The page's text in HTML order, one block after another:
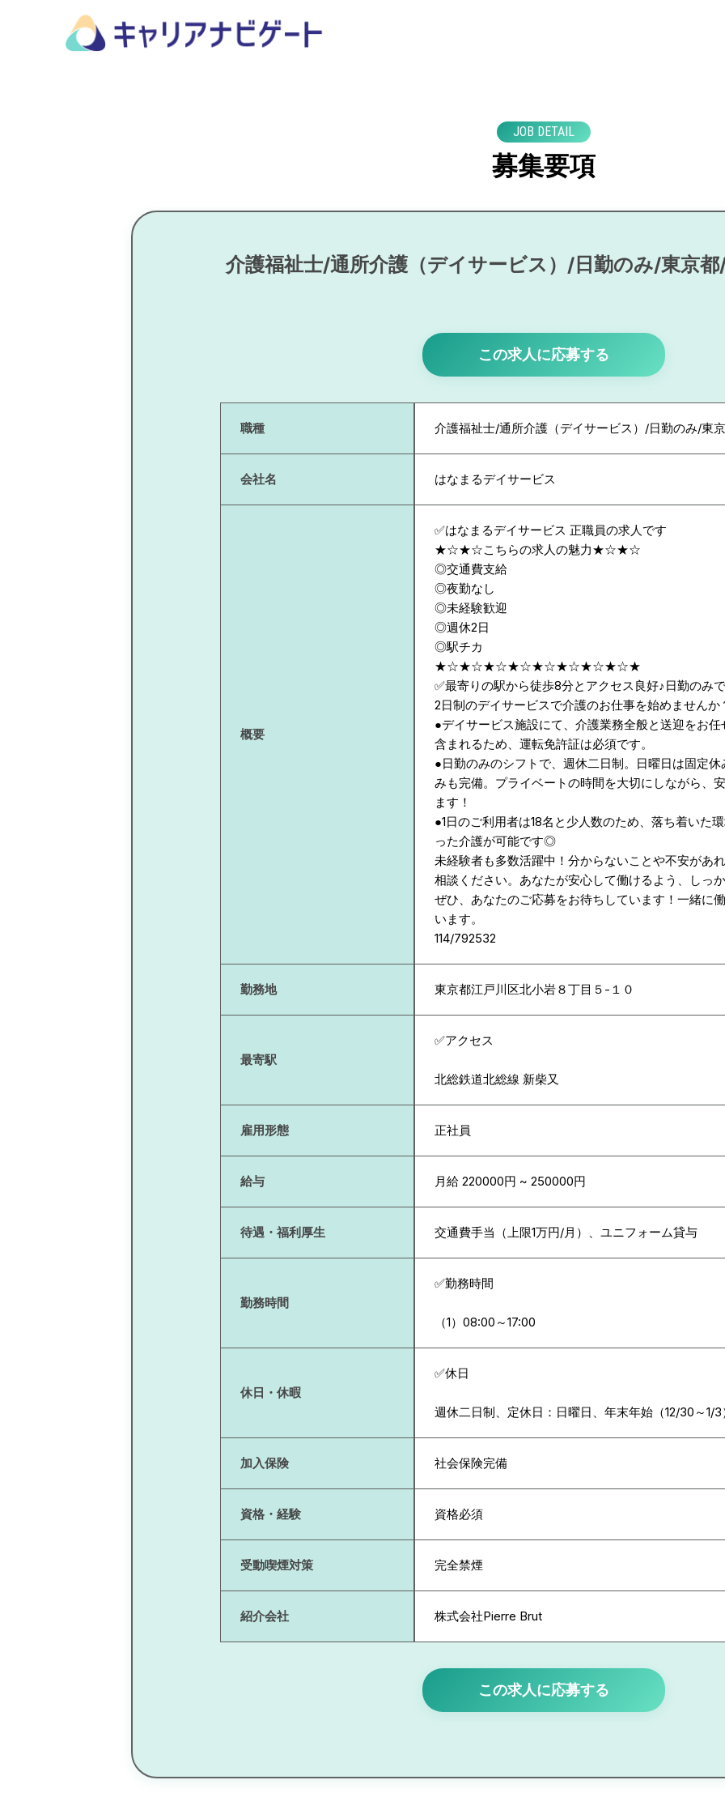
JOB DETAIL
募集要項
介護福祉士/通所介護（デイサービス）/日勤のみ/東京
この求人に応募する
職種 介護福祉士/通所介護（デイサービス）/日勤のみ/東
会社名 はなまるデイサービス
概要
✅はなまるデイサービス 正職員の求人です
★☆★☆こちらの求人の魅力★☆★☆
◎交通費支給
◎夜勤なし
◎未経験歓迎
◎週休2日
◎駅チカ
★☆★☆★☆★☆★☆★☆★☆★☆★
✅最寄りの駅から徒歩8分とアクセス良好♪日勤のみ
2日制のデイサービスで介護のお仕事を始めませんか
●デイサービス施設にて、介護業務全般と送迎をお
含まれるため、運転免許証は必須です。
●日勤のみのシフトで、週休二日制。日曜日は固定
みも完備。プライベートの時間を大切にしながら、
ます！
●1日のご利用者は18名と少人数のため、落ち着いた
った介護が可能です◎
未経験者も多数活躍中！分からないことや不安があ
相談ください。あなたが安心して働けるよう、しっ
ぜひ、あなたのご応募をお待ちしています！一緒に
います。
114/792532
勤務地 東京都江戸川区北小岩８丁目５-１０
最寄駅
✅アクセス
北総鉄道北総線 新柴又
雇用形態 正社員
給与 月給 220000円 ~ 250000円
待遇・福利厚生 交通費手当（上限1万円/月）、ユニフォーム貸与
勤務時間
✅勤務時間
（1）08:00～17:00
休日・休暇
✅休日
週休二日制、定休日：日曜日、年末年始（12/30～1/3
加入保険 社会保険完備
資格・経験 資格必須
受動喫煙対策 完全禁煙
紹介会社 株式会社Pierre Brut
この求人に応募する